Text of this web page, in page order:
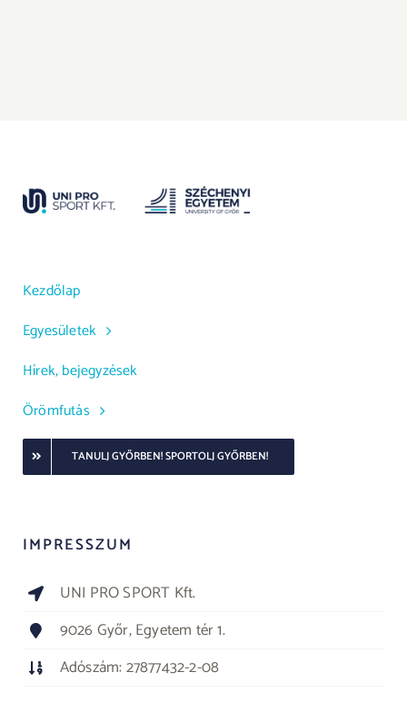
Kezdőlap
Egyesületek
Hírek, bejegyzések
Örömfutás
TANULJ GYŐRBEN! SPORTOLJ GYŐRBEN!
IMPRESSZUM
UNI PRO SPORT Kft.
9026 Győr, Egyetem tér 1.
Adószám: 27877432-2-08